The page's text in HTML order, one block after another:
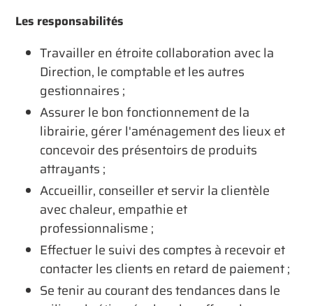
Les responsabilités
Travailler en étroite collaboration avec la
Direction, le comptable et les autres
gestionnaires ;
Assurer le bon fonctionnement de la
librairie, gérer l'aménagement des lieux et
concevoir des présentoirs de produits
attrayants ;
Accueillir, conseiller et servir la clientèle
avec chaleur, empathie et
professionnalisme ;
Effectuer le suivi des comptes à recevoir et
contacter les clients en retard de paiement ;
Se tenir au courant des tendances dans le